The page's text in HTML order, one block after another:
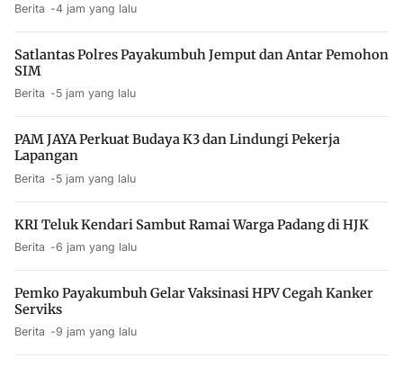
Berita 4 jam yang lalu
Satlantas Polres Payakumbuh Jemput dan Antar Pemohon
SIM
Berita 5 jam yang lalu
PAM JAYA Perkuat Budaya K3 dan Lindungi Pekerja
Lapangan
Berita 5 jam yang lalu
KRI Teluk Kendari Sambut Ramai Warga Padang di HJK
Berita 6 jam yang lalu
Pemko Payakumbuh Gelar Vaksinasi HPV Cegah Kanker
Serviks
Berita 9 jam yang lalu